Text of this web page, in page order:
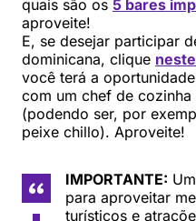
quais são os 5 bares
aproveite!
E, se desejar participar
dominicana, clique
você terá a
com um chef de
(podendo ser, por
peixe chillo). Aproveite!
IMPORTANTE:
para aproveitar
turísticos e